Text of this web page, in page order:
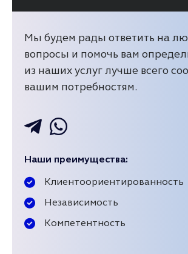
Мы будем рады ответить на
вопросы и помочь вам
из наших услуг лучше всего
вашим потребностям.
Наши преимущества:
Клиентоориентированность
Независимость
Компетентность